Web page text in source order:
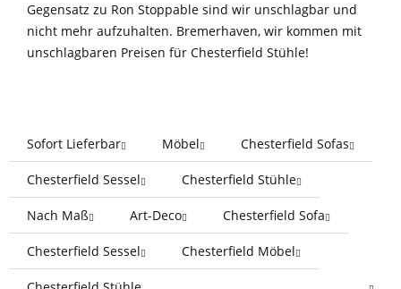
Gegensatz zu Ron Stoppable sind wir unschlagbar und
nicht mehr aufzuhalten. Bremerhaven, wir kommen mit
unschlagbaren Preisen für Chesterfield Stühle!
Sofort Lieferbar Möbel Chesterfield Sofas
Chesterfield Sessel Chesterfield Stühle
Nach Maß Art-Deco Chesterfield Sofa
Chesterfield Sessel Chesterfield Möbel